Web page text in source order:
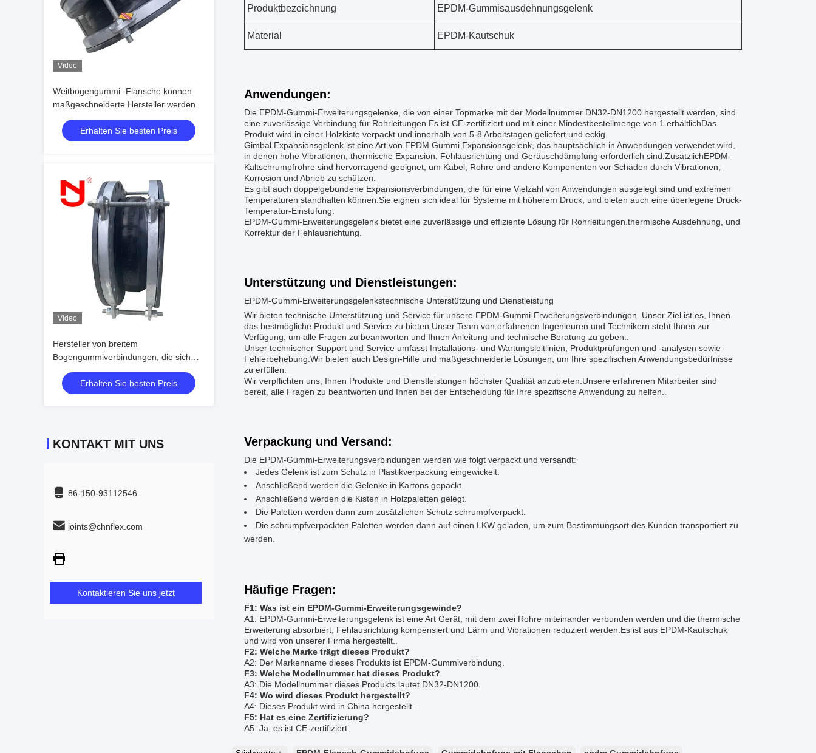
Video
Weitbogengummi -Flansche können
maßgeschneiderte Hersteller werden
Erhalten Sie besten Preis
Video
Hersteller von breitem
Bogengummiverbindungen, die sich
maßgeschneidert melden
Erhalten Sie besten Preis
KONTAKT MIT UNS
86-150-93112546
joints@chnflex.com
Kontaktieren Sie uns jetzt
Produktbezeichnung EPDM-Gummisausdehnungsgelenk
Material EPDM-Kautschuk
Anwendungen:
Die EPDM-Gummi-Erweiterungsgelenke, die von einer Topmarke mit der Modellnummer DN32-DN1200 hergestellt werden, sind
eine zuverlässige Verbindung für Rohrleitungen.Es ist CE-zertifiziert und mit einer Mindestbestellmenge von 1 erhältlichDas
Produkt wird in einer Holzkiste verpackt und innerhalb von 5-8 Arbeitstagen geliefert.und eckig.
Gimbal Expansionsgelenk ist eine Art von EPDM Gummi Expansionsgelenk, das hauptsächlich in Anwendungen verwendet wird,
in denen hohe Vibrationen, thermische Expansion, Fehlausrichtung und Geräuschdämpfung erforderlich sind.ZusätzlichEPDM-
Kaltschrumpfrohre sind hervorragend geeignet, um Kabel, Rohre und andere Komponenten vor Schäden durch Vibrationen,
Korrosion und Abrieb zu schützen.
Es gibt auch doppelgebundene Expansionsverbindungen, die für eine Vielzahl von Anwendungen ausgelegt sind und extremen
Temperaturen standhalten können.Sie eignen sich ideal für Systeme mit höherem Druck, und bieten auch eine überlegene Druck-
Temperatur-Einstufung.
EPDM-Gummi-Erweiterungsgelenk bietet eine zuverlässige und effiziente Lösung für Rohrleitungen.thermische Ausdehnung, und
Korrektur der Fehlausrichtung.
Unterstützung und Dienstleistungen:
EPDM-Gummi-Erweiterungsgelenkstechnische Unterstützung und Dienstleistung
Wir bieten technische Unterstützung und Service für unsere EPDM-Gummi-Erweiterungsverbindungen. Unser Ziel ist es, Ihnen
das bestmögliche Produkt und Service zu bieten.Unser Team von erfahrenen Ingenieuren und Technikern steht Ihnen zur
Verfügung, um alle Fragen zu beantworten und Ihnen Anleitung und technische Beratung zu geben..
Unser technischer Support und Service umfasst Installations- und Wartungsleitlinien, Produktprüfungen und -analysen sowie
Fehlerbehebung.Wir bieten auch Design-Hilfe und maßgeschneiderte Lösungen, um Ihre spezifischen Anwendungsbedürfnisse
zu erfüllen.
Wir verpflichten uns, Ihnen Produkte und Dienstleistungen höchster Qualität anzubieten.Unsere erfahrenen Mitarbeiter sind
bereit, alle Fragen zu beantworten und Ihnen bei der Entscheidung für Ihre spezifische Anwendung zu helfen..
Verpackung und Versand:
Die EPDM-Gummi-Erweiterungsverbindungen werden wie folgt verpackt und versandt:
Jedes Gelenk ist zum Schutz in Plastikverpackung eingewickelt.
Anschließend werden die Gelenke in Kartons gepackt.
Anschließend werden die Kisten in Holzpaletten gelegt.
Die Paletten werden dann zum zusätzlichen Schutz schrumpfverpackt.
Die schrumpfverpackten Paletten werden dann auf einen LKW geladen, um zum Bestimmungsort des Kunden transportiert zu
werden.
Häufige Fragen:
F1: Was ist ein EPDM-Gummi-Erweiterungsgewinde?
A1: EPDM-Gummi-Erweiterungsgelenk ist eine Art Gerät, mit dem zwei Rohre miteinander verbunden werden und die thermische
Erweiterung absorbiert, Fehlausrichtung kompensiert und Lärm und Vibrationen reduziert werden.Es ist aus EPDM-Kautschuk
und wird von unserer Firma hergestellt..
F2: Welche Marke trägt dieses Produkt?
A2: Der Markenname dieses Produkts ist EPDM-Gummiverbindung.
F3: Welche Modellnummer hat dieses Produkt?
A3: Die Modellnummer dieses Produkts lautet DN32-DN1200.
F4: Wo wird dieses Produkt hergestellt?
A4: Dieses Produkt wird in China hergestellt.
F5: Hat es eine Zertifizierung?
A5: Ja, es ist CE-zertifiziert.